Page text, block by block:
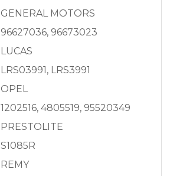
GENERAL MOTORS
96627036, 96673023
LUCAS
LRS03991, LRS3991
OPEL
1202516, 4805519, 95520349
PRESTOLITE
S1085R
REMY